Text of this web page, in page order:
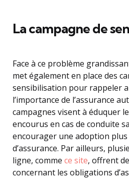
La campagne de
Face à ce problème
met également en place des
sensibilisation pour rappeler
l’importance de l’assurance
campagnes visent à éduquer
encourus en cas de conduite
encourager une adoption
d’assurance. Par ailleurs,
ligne, comme ce site, offrent
concernant les obligations